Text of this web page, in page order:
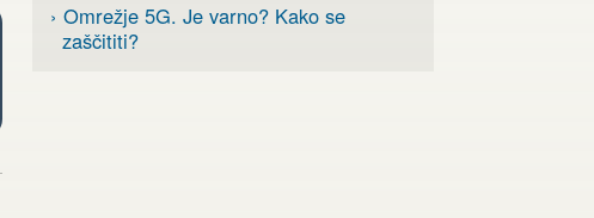
› Omrežje 5G. Je varno? Kako se
zaščititi?